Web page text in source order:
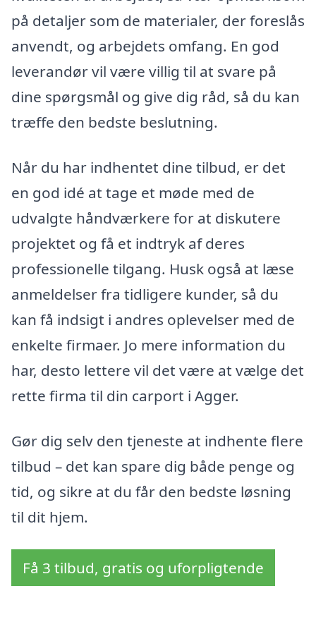
på detaljer som de materialer, der foreslås
anvendt, og arbejdets omfang. En god
leverandør vil være villig til at svare på
dine spørgsmål og give dig råd, så du kan
træffe den bedste beslutning.
Når du har indhentet dine tilbud, er det
en god idé at tage et møde med de
udvalgte håndværkere for at diskutere
projektet og få et indtryk af deres
professionelle tilgang. Husk også at læse
anmeldelser fra tidligere kunder, så du
kan få indsigt i andres oplevelser med de
enkelte firmaer. Jo mere information du
har, desto lettere vil det være at vælge det
rette firma til din carport i Agger.
Gør dig selv den tjeneste at indhente flere
tilbud – det kan spare dig både penge og
tid, og sikre at du får den bedste løsning
til dit hjem.
Få 3 tilbud, gratis og uforpligtende